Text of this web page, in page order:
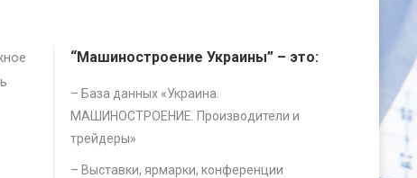
“Машиностроение Украины” – это:
– База данных «Украина.
МАШИНОСТРОЕНИЕ. Производители и
трейдеры»
– Выставки, ярмарки, конференции